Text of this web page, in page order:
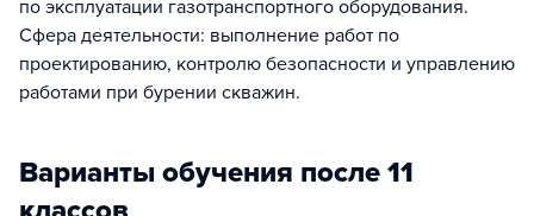
по эксплуатации газотранспортного оборудования.
Сфера деятельности: выполнение работ по
проектированию, контролю безопасности и управлению
работами при бурении скважин.
Варианты обучения после 11